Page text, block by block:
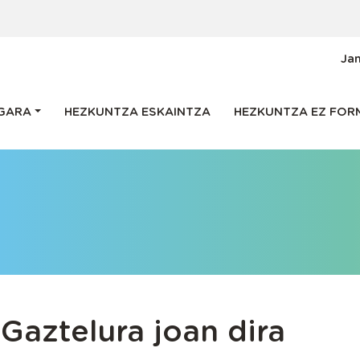
HEZKUNTZA ESKAINTZA HEZKUNTZA EZ
joan dira